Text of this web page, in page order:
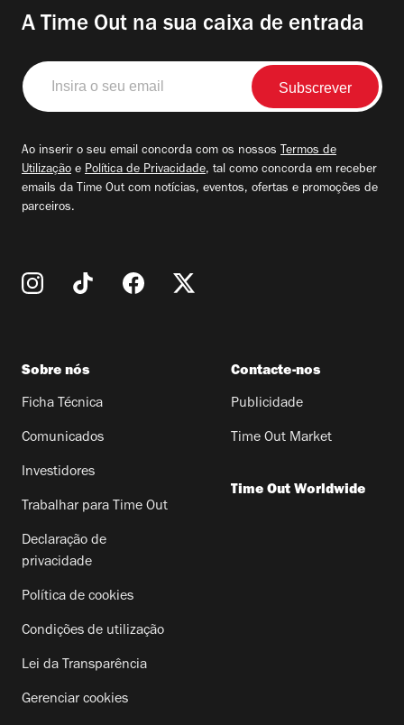
A Time Out na sua caixa de entrada
Insira
o
seu
Ao inserir o seu email concorda com os nossos Termos de
Utilização e Política de Privacidade, tal como concorda em receber
emails da Time Out com notícias, eventos, ofertas e promoções de
parceiros.
Sobre nós
Ficha Técnica
Comunicados
Investidores
Trabalhar para Time Out
Declaração de
privacidade
Política de cookies
Condições de utilização
Lei da Transparência
Gerenciar cookies
Contacte-nos
Publicidade
Time Out Market
Time Out Worldwide